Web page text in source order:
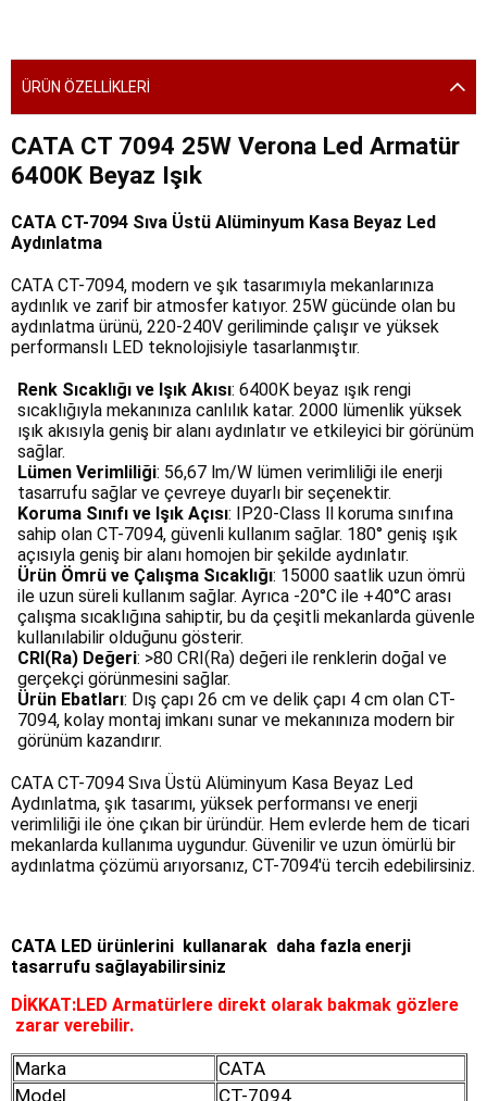
ÜRÜN ÖZELLIKLERI
CATA CT 7094 25W Verona Led Armatür
6400K Beyaz Işık
CATA CT-7094 Sıva Üstü Alüminyum Kasa Beyaz Led
Aydınlatma
CATA CT-7094, modern ve şık tasarımıyla mekanlarınıza
aydınlık ve zarif bir atmosfer katıyor. 25W gücünde olan bu
aydınlatma ürünü, 220-240V geriliminde çalışır ve yüksek
performanslı LED teknolojisiyle tasarlanmıştır.
Renk Sıcaklığı ve Işık Akısı: 6400K beyaz ışık rengi
sıcaklığıyla mekanınıza canlılık katar. 2000 lümenlik yüksek
ışık akısıyla geniş bir alanı aydınlatır ve etkileyici bir görünüm
sağlar.
Lümen Verimliliği: 56,67 lm/W lümen verimliliği ile enerji
tasarrufu sağlar ve çevreye duyarlı bir seçenektir.
Koruma Sınıfı ve Işık Açısı: IP20-Class ll koruma sınıfına
sahip olan CT-7094, güvenli kullanım sağlar. 180° geniş ışık
açısıyla geniş bir alanı homojen bir şekilde aydınlatır.
Ürün Ömrü ve Çalışma Sıcaklığı: 15000 saatlik uzun ömrü
ile uzun süreli kullanım sağlar. Ayrıca -20°C ile +40°C arası
çalışma sıcaklığına sahiptir, bu da çeşitli mekanlarda güvenle
kullanılabilir olduğunu gösterir.
CRI(Ra) Değeri: >80 CRI(Ra) değeri ile renklerin doğal ve
gerçekçi görünmesini sağlar.
Ürün Ebatları: Dış çapı 26 cm ve delik çapı 4 cm olan CT-
7094, kolay montaj imkanı sunar ve mekanınıza modern bir
görünüm kazandırır.
CATA CT-7094 Sıva Üstü Alüminyum Kasa Beyaz Led
Aydınlatma, şık tasarımı, yüksek performansı ve enerji
verimliliği ile öne çıkan bir üründür. Hem evlerde hem de ticari
mekanlarda kullanıma uygundur. Güvenilir ve uzun ömürlü bir
aydınlatma çözümü arıyorsanız, CT-7094'ü tercih edebilirsiniz.
CATA LED ürünlerini kullanarak daha fazla enerji
tasarrufu sağlayabilirsiniz
DİKKAT:LED Armatürlere direkt olarak bakmak gözlere
zarar verebilir.
Marka
CATA
Model
CT-7094